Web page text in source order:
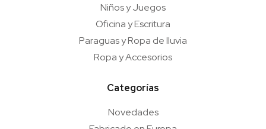
Niños y Juegos
Oficina y Escritura
Paraguas y Ropa de lluvia
Ropa y Accesorios
Categorías
Novedades